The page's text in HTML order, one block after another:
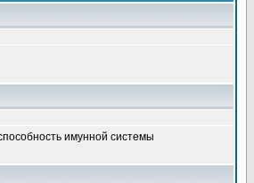
имунной системы